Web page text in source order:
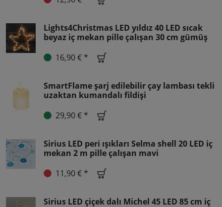
Lights4Christmas LED yıldız 40 LED sıcak
beyaz iç mekan pille çalışan 30 cm gümüş
16,90 € *
SmartFlame şarj edilebilir çay lambası tekli
uzaktan kumandalı fildişi
29,90 € *
Sirius LED peri ışıkları Selma shell 20 LED iç
mekan 2 m pille çalışan mavi
11,90 € *
Sirius LED çiçek dalı Michel 45 LED 85 cm iç